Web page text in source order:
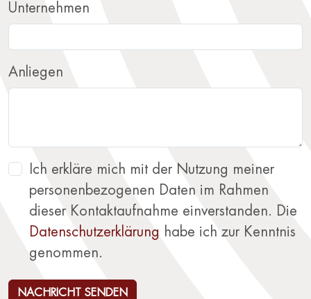
Unternehmen
Anliegen
Ich erkläre mich mit der Nutzung meiner
personenbezogenen Daten im Rahmen
dieser Kontaktaufnahme einverstanden. Die
Datenschutz­erklärung habe ich zur Kenntnis
genommen.
NACHRICHT SENDEN